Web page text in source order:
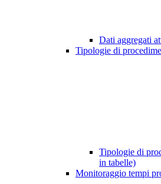
Dati aggregati
Tipologie di
Tipologie di
in tabelle)
Monitoraggio tempi